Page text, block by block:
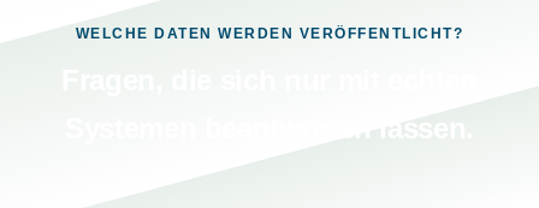
WELCHE DATEN WERDEN VERÖFFENTLICHT?